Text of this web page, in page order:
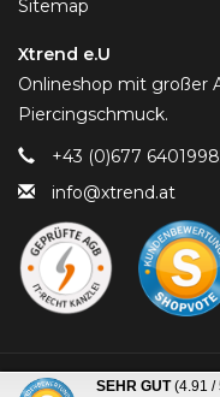
Sitemap
Xtrend e.U
Onlineshop mit großer
Piercingschmuck.
+43 (0)677
info@xtrend.at
© Copyright 2026 Piercing-
SEHR GUT (4.91 /